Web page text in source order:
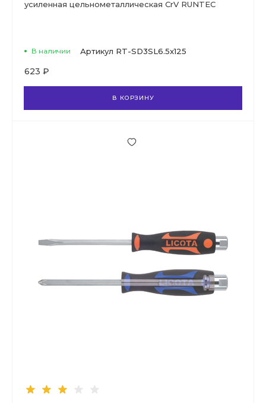
усиленная цельнометаллическая CrV RUNTEC
В наличии Артикул RT-SD3SL6.5x125
623 ₽
В КОРЗИНУ